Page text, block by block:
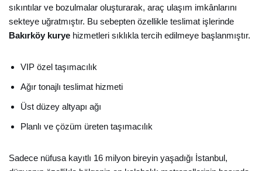
sıkıntılar ve bozulmalar oluşturarak, araç ulaşım imkânlarını
sekteye uğratmıştır. Bu sebepten özellikle teslimat işlerinde
Bakırköy kurye hizmetleri sıklıkla tercih edilmeye başlanmıştır.
VIP özel taşımacılık
Ağır tonajlı teslimat hizmeti
Üst düzey altyapı ağı
Planlı ve çözüm üreten taşımacılık
Sadece nüfusa kayıtlı 16 milyon bireyin yaşadığı İstanbul,